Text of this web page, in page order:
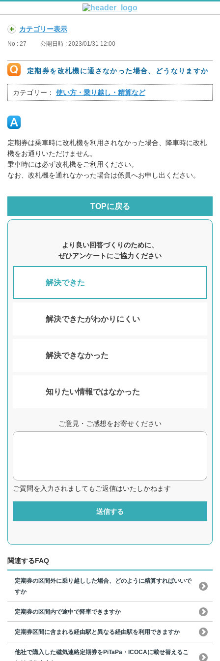
カテゴリー表示
No : 27 公開日時 : 2023/01/31 12:00
定期券を改札機に通さなかった場合、どうなりますか
カテゴリー： 使い方・乗り越し・精算など
定期券は乗車時に改札機を利用されなかった場合、降車時に改札
機をお通りいただけません。
乗車時には必ず改札機をご利用ください。
なお、改札機を通れなかった場合は係員へお申し出ください。
TOPに戻る
より良い回答づくりのために、
ぜひアンケートにご協力ください
解決できた
解決できたがわかりにくい
解決できなかった
知りたい情報ではなかった
ご意見・ご感想をお寄せください
ご質問を入力されましてもご返信はいたしかねます
送信する
関連するFAQ
定期券の区間外に乗り越しした場合、どのように精算すればいいで
すか
定期券の区間内で途中で降車できますか
定期券区間に含まれる経由駅と異なる経由駅を利用できますか
他社で購入した磁気連絡定期券をPiTaPa・ICOCAに載せ替えるこ